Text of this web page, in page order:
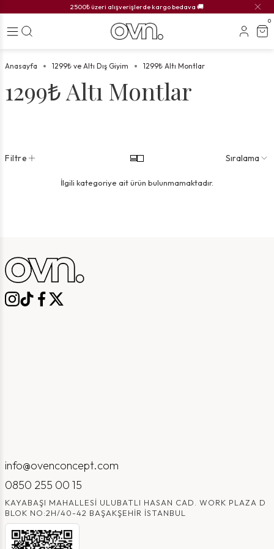
2500₺ üzeri alışverişlerde kargo bedava 🚚
0
Anasayfa 1299₺ ve Altı Dış Giyim 1299₺ Altı Montlar
1299₺ Altı Montlar
Filtre Sıralama
İlgili kategoriye ait ürün bulunmamaktadır.
info@ovenconcept.com
0850 255 00 15
KAYABAŞI MAHALLESI ULUBATLI HASAN CAD. WORK PLAZA D
BLOK NO:2H/40-42 BAŞAKŞEHIR İSTANBUL